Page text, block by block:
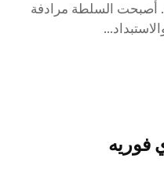
أصبحت السلطة مرادفة
فوريه